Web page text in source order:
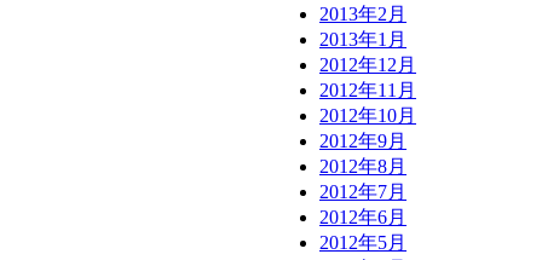
2013年2月
2013年1月
2012年12月
2012年11月
2012年10月
2012年9月
2012年8月
2012年7月
2012年6月
2012年5月